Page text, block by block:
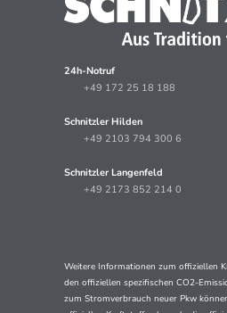
24h-Notruf
+49 172 25 18 188
Schnitzler Hilden
+49 2103 794 300 6
Schnitzler Langenfeld
+49 2173 852 214 0
Weitere Informationen zum offiziellen
den offiziellen spezifischen CO2-
zum Stromverbrauch neuer Pkw